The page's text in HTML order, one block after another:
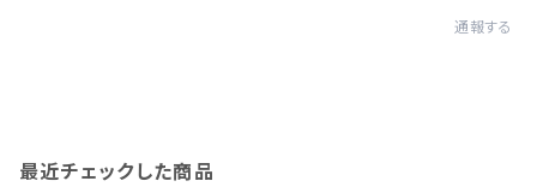
通報する
最近チェックした商品